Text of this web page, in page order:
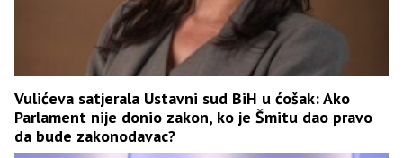
Vulićeva satjerala Ustavni sud BiH u ćošak: Ako
Parlament nije donio zakon, ko je Šmitu dao pravo
da bude zakonodavac?